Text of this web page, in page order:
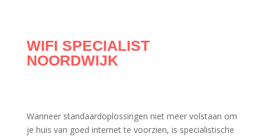
WIFI SPECIALIST
NOORDWIJK
Wanneer standaardoplossingen niet meer volstaan om
je huis van goed internet te voorzien, is specialistische